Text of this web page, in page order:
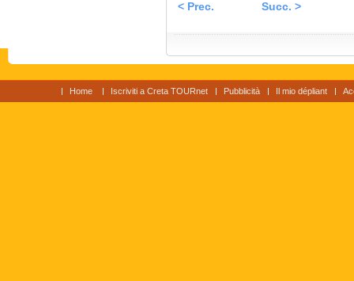
< Prec. Succ. >
Home Iscriviti a Creta TOURnet Pubblicità Il mio dépliant